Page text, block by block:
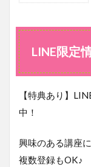
配信
中
LINE限定
【特典あり】
中！
興味のある講座
複数登録もOK♪